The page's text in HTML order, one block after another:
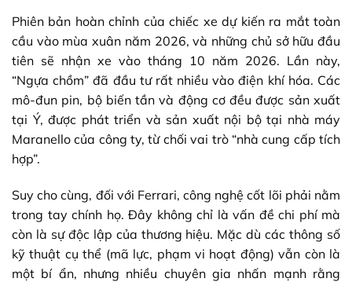
Phiên bản hoàn chỉnh của chiếc xe dự kiến ​​ra mắt toàn
cầu vào mùa xuân năm 2026, và những chủ sở hữu đầu
tiên sẽ nhận xe vào tháng 10 năm 2026. Lần này,
“Ngựa chồm” đã đầu tư rất nhiều vào điện khí hóa. Các
mô-đun pin, bộ biến tần và động cơ đều được sản xuất
tại Ý, được phát triển và sản xuất nội bộ tại nhà máy
Maranello của công ty, từ chối vai trò “nhà cung cấp tích
hợp”.
Suy cho cùng, đối với Ferrari, công nghệ cốt lõi phải nằm
trong tay chính họ. Đây không chỉ là vấn đề chi phí mà
còn là sự độc lập của thương hiệu. Mặc dù các thông số
kỹ thuật cụ thể (mã lực, phạm vi hoạt động) vẫn còn là
một bí ẩn, nhưng nhiều chuyên gia nhấn mạnh rằng